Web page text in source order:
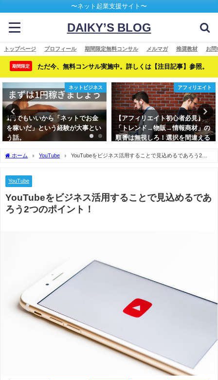
〜ネット起業支援サイト〜
DAIKY’S BLOG
トップページ プロフィール 期間限定無料コンサル メルマガ 推奨教材 お問
期間限定 ただ今、無料コンサル実施中。詳しくは【注目記事】参照。
ネットビジネス
1円でもいいから「ネットでお金
を稼いだ」という経験が大事とい
う話。
アフィリエイト
【アフィリエイト初心者必見】
「トレンド→物販→情報商材」の
順番は無視しろ！選択を間違える
ホーム YouTube
YouTubeをビジネス活用することで見込めるであろう2つ
YouTube
YouTubeをビジネス活用することで見込めるであ
ろう2つのポイント！